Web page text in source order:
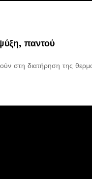
παντού
στη διατήρηση της